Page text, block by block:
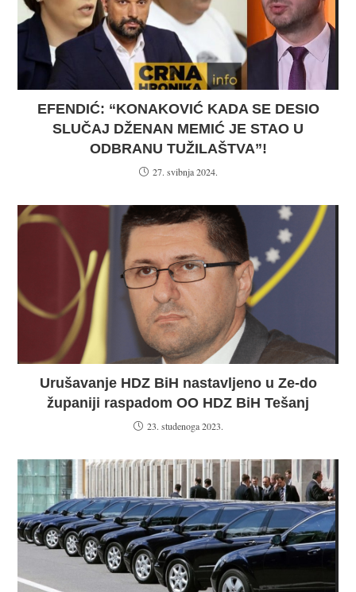
EFENDIĆ: “KONAKOVIĆ KADA SE DESIO
SLUČAJ DŽENAN MEMIĆ JE STAO U
ODBRANU TUŽILAŠTVA”!
27. svibnja 2024.
Urušavanje HDZ BiH nastavljeno u Ze-do
županiji raspadom OO HDZ BiH Tešanj
23. studenoga 2023.